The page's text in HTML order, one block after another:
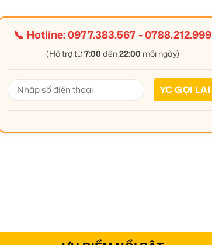
📞 Hotline:0977.383.567-0788.212.999
(Hỗ trợ từ7:00 đến22:00 mỗi ngày)